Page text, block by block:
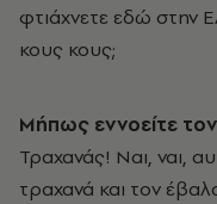
φτιάχνετε εδώ στην
κους κους;
Μήπως εννοείτε
Τραχανάς! Ναι, ναι,
τραχανά και τον